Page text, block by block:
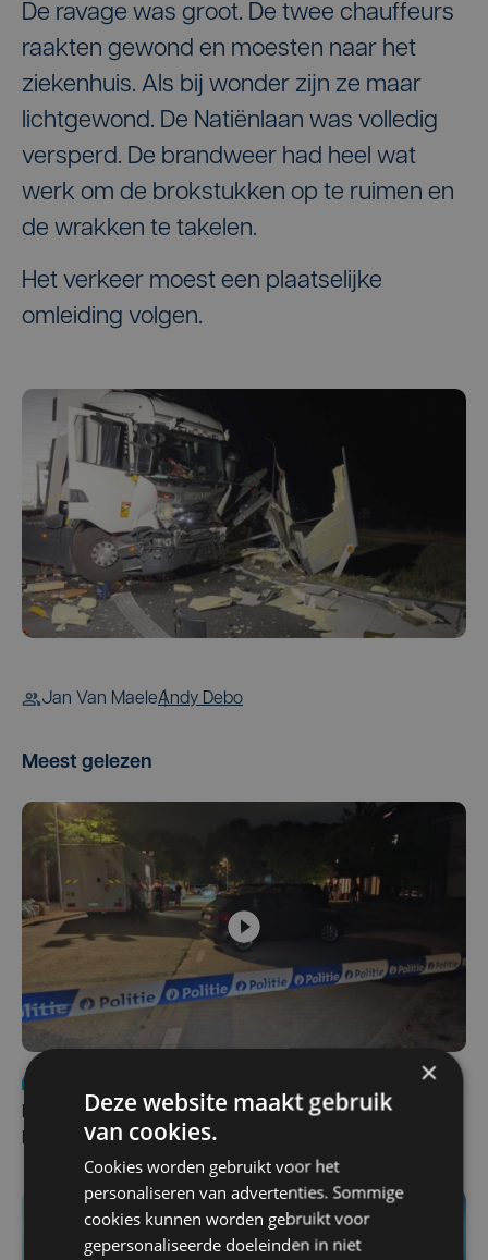
De ravage was groot. De twee chauffeurs
raakten gewond en moesten naar het
ziekenhuis. Als bij wonder zijn ze maar
lichtgewond. De Natiënlaan was volledig
versperd. De brandweer had heel wat
werk om de brokstukken op te ruimen en
de wrakken te takelen.
Het verkeer moest een plaatselijke
omleiding volgen.
Jan Van MaeleAndy Debo
Meest gelezen
Man en vrouw dood aangetroffen in woning in Sint-
Pieters Brugge
×
Deze website maakt gebruik
van cookies.
Cookies worden gebruikt voor het
personaliseren van advertenties. Sommige
cookies kunnen worden gebruikt voor
gepersonaliseerde doeleinden in niet